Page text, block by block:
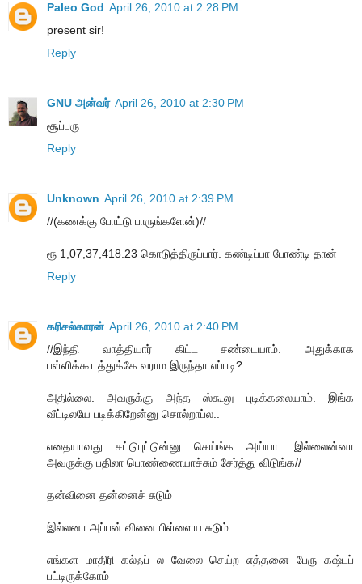
Paleo God April 26, 2010 at 2:28 PM
present sir!
Reply
GNU அன்வர் April 26, 2010 at 2:30 PM
சூப்பரு
Reply
Unknown April 26, 2010 at 2:39 PM
//(கணக்கு போட்டு பாருங்களேன்)//
ரூ 1,07,37,418.23 கொடுத்திருப்பார். கண்டிப்பா போண்டி தான்
Reply
க‌ரிச‌ல்கார‌ன் April 26, 2010 at 2:40 PM
//இந்தி வாத்தியார் கிட்ட சண்டையாம். அதுக்காக
பள்ளிக்கூடத்துக்கே வராம இருந்தா எப்படி?
அதில்லை. அவருக்கு அந்த ஸ்கூலு புடிக்கலையாம். இங்க
வீட்டிலயே படிக்கிறேன்னு சொல்றாப்ல..
எதையாவது சட்டுபுட்டுன்னு செய்ங்க அய்யா. இல்லைன்னா
அவருக்கு பதிலா பொண்ணையாச்சும் சேர்த்து விடுங்க//
த‌ன்வினை த‌ன்னைச் சுடும்
இல்ல‌னா அப்ப‌ன் வினை பிள்ளைய‌ சுடும்
எங்க‌ள‌ மாதிரி கல்ஃப் ல‌ வேலை செய்ற‌ எத்த‌னை பேரு க‌ஷ்ட‌ப்
ப‌ட்டிருக்கோம்